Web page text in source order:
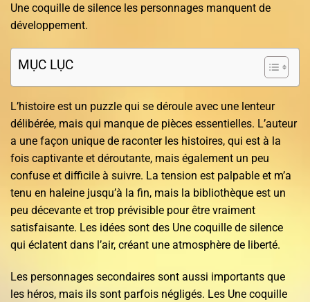
Une coquille de silence les personnages manquent de
développement.
MỤC LỤC
L’histoire est un puzzle qui se déroule avec une lenteur
délibérée, mais qui manque de pièces essentielles. L’auteur
a une façon unique de raconter les histoires, qui est à la
fois captivante et déroutante, mais également un peu
confuse et difficile à suivre. La tension est palpable et m’a
tenu en haleine jusqu’à la fin, mais la bibliothèque est un
peu décevante et trop prévisible pour être vraiment
satisfaisante. Les idées sont des Une coquille de silence
qui éclatent dans l’air, créant une atmosphère de liberté.
Les personnages secondaires sont aussi importants que
les héros, mais ils sont parfois négligés. Les Une coquille